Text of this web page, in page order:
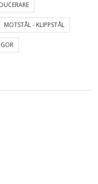
MOTSTÅL - KLIPPSTÅL